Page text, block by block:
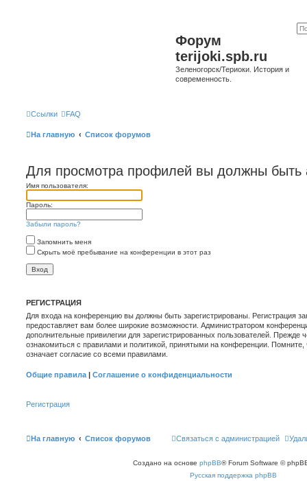
Форум
terijoki.spb.ru
Зеленогорск/Териоки. История и
современность.
Ссылки FAQ
На главную Список форумов
Для просмотра профилей вы должны быть
Имя пользователя:
Пароль:
Забыли пароль?
Запомнить меня
Скрыть моё пребывание на конференции в этот раз
РЕГИСТРАЦИЯ
Для входа на конференцию вы должны быть зарегистрированы. Регистрация
предоставляет вам более широкие возможности. Администратором
дополнительные привилегии для зарегистрированных пользователей. Прежде
ознакомиться с правилами и политикой, принятыми на конференции.
означает согласие со всеми правилами.
Общие правила | Соглашение о конфиденциальности
Регистрация
На главную Список форумов Связаться с администрацией
Создано на основе phpBB® Forum Software ©
Русская поддержка phpBB